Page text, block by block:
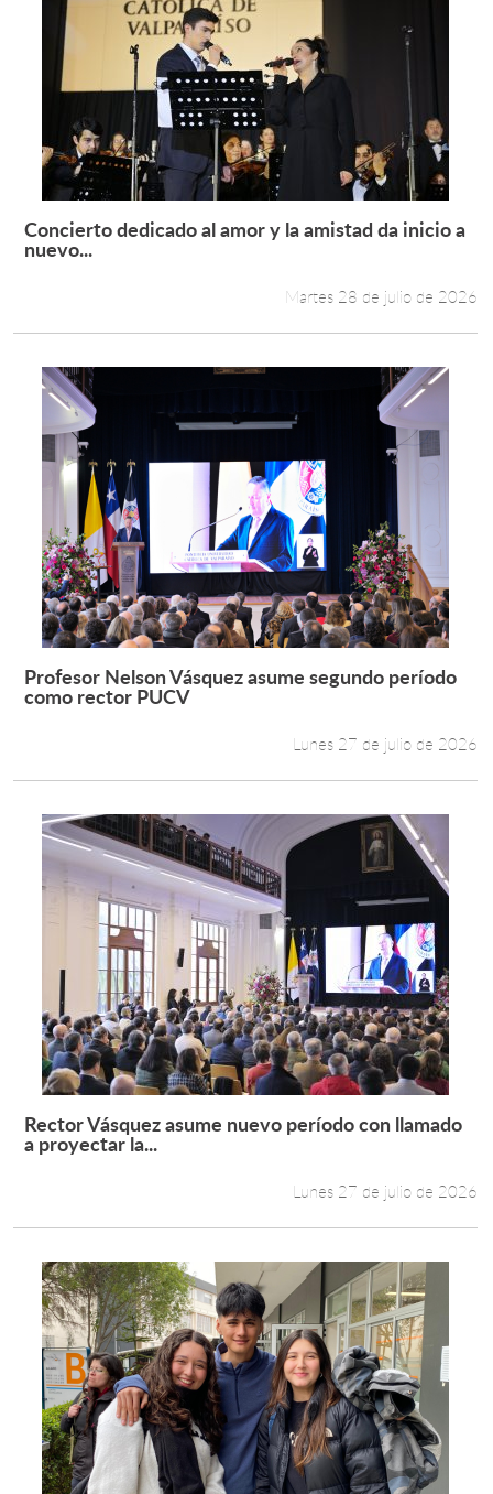
Leer más +
Concierto dedicado al amor y la amistad da inicio a
nuevo...
Martes 28 de julio de 2026
Leer más +
Profesor Nelson Vásquez asume segundo período
como rector PUCV
Lunes 27 de julio de 2026
Leer más +
Rector Vásquez asume nuevo período con llamado
a proyectar la...
Lunes 27 de julio de 2026